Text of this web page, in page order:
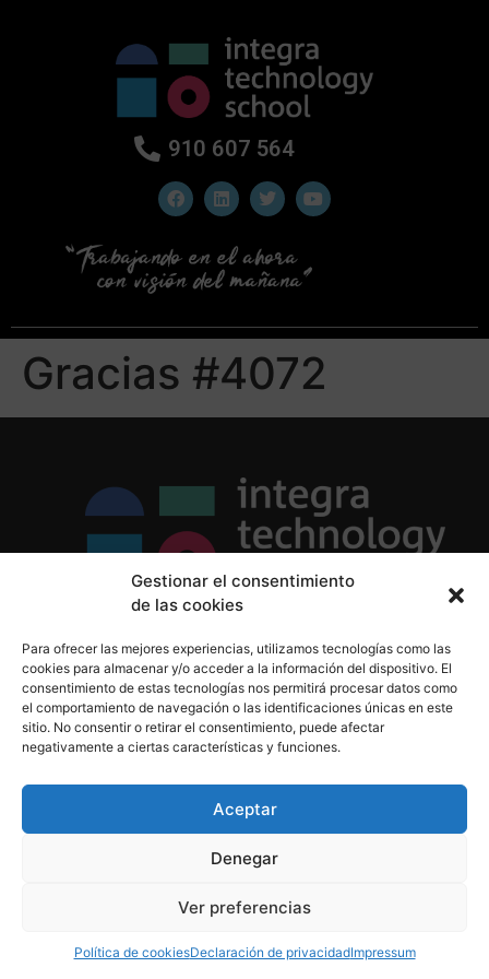
Gestionar el consentimiento
de las cookies
Para ofrecer las mejores experiencias, utilizamos tecnologías como las
cookies para almacenar y/o acceder a la información del dispositivo. El
consentimiento de estas tecnologías nos permitirá procesar datos como
el comportamiento de navegación o las identificaciones únicas en este
sitio. No consentir o retirar el consentimiento, puede afectar
negativamente a ciertas características y funciones.
Aceptar
Denegar
Ver preferencias
Política de cookiesDeclaración de privacidadImpressum
910 607 564
Gracias #4072
Política de Cookies
Aviso Legal
910 607 564
derechos reservados